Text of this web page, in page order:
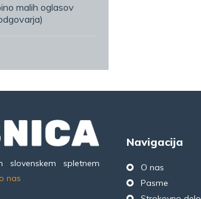
malih oglasov
slovenskem spletnem
nas
Navigacija
O nas
Pasme